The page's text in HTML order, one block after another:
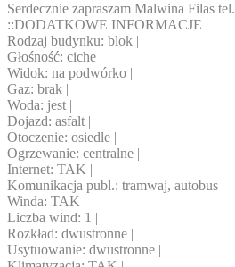
Serdecznie zapraszam Malwina Filas tel.
::DODATKOWE INFORMACJE |
Rodzaj budynku: blok |
Głośność: ciche |
Widok: na podwórko |
Gaz: brak |
Woda: jest |
Dojazd: asfalt |
Otoczenie: osiedle |
Ogrzewanie: centralne |
Internet: TAK |
Komunikacja publ.: tramwaj, autobus |
Winda: TAK |
Liczba wind: 1 |
Rozkład: dwustronne |
Usytuowanie: dwustronne |